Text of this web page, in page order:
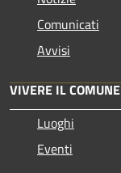
Comunicati
Avvisi
VIVERE IL COMUNE
Luoghi
Eventi